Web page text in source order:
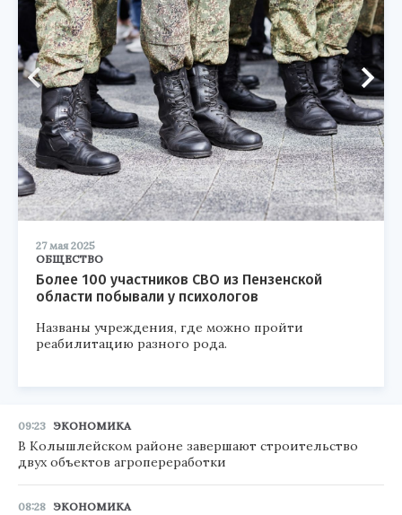
27 мая 2025
ОБЩЕСТВО
Более 100 участников СВО из Пензенской
области побывали у психологов
Названы учреждения, где можно пройти
реабилитацию разного рода.
09:23 ЭКОНОМИКА
В Колышлейском районе завершают строительство
двух объектов агропереработки
08:28 ЭКОНОМИКА